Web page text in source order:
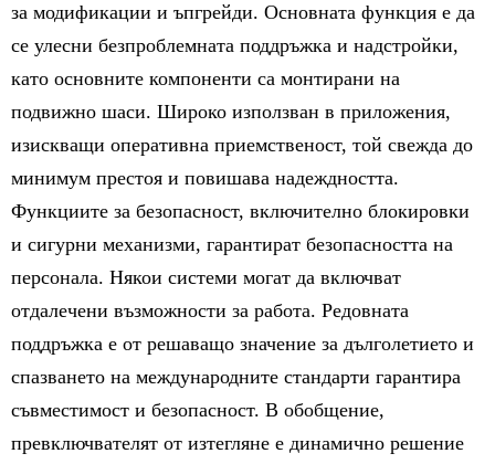
за модификации и ъпгрейди. Основната функция е да
се улесни безпроблемната поддръжка и надстройки,
като основните компоненти са монтирани на
подвижно шаси. Широко използван в приложения,
изискващи оперативна приемственост, той свежда до
минимум престоя и повишава надеждността.
Функциите за безопасност, включително блокировки
и сигурни механизми, гарантират безопасността на
персонала. Някои системи могат да включват
отдалечени възможности за работа. Редовната
поддръжка е от решаващо значение за дълголетието и
спазването на международните стандарти гарантира
съвместимост и безопасност. В обобщение,
превключвателят от изтегляне е динамично решение